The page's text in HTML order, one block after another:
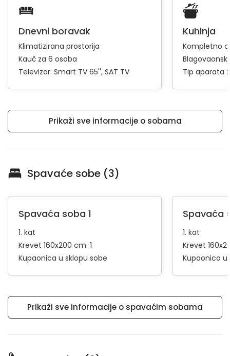
Dnevni boravak
Klimatizirana prostorija
Kauč za 6 osoba
Televizor: Smart TV 65'' SAT TV
Kuhinja
Kompletno
Tip aparata
Prikaži sve informacije o sobama
Spavaće sobe (3)
Spavaća soba 1
1. kat
Krevet 160x200 cm: 1
Kupaonica u sklopu sobe
Spavaća
1. kat
Krevet
Kupaonica u
Prikaži sve informacije o spavaćim sobama